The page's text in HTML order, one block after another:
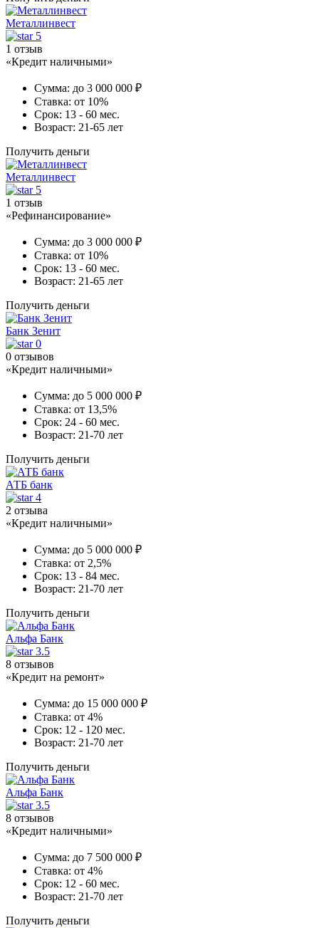
Металлинвест
5
1 отзыв
«Кредит наличными»
Сумма: до 3 000 000 ₽
Ставка: от 10%
Срок: 13 - 60 мес.
Возраст: 21-65 лет
Получить деньги
Металлинвест
5
1 отзыв
«Рефинансирование»
Сумма: до 3 000 000 ₽
Ставка: от 10%
Срок: 13 - 60 мес.
Возраст: 21-65 лет
Получить деньги
Банк Зенит
0
0 отзывов
«Кредит наличными»
Сумма: до 5 000 000 ₽
Ставка: от 13,5%
Срок: 24 - 60 мес.
Возраст: 21-70 лет
Получить деньги
АТБ банк
4
2 отзыва
«Кредит наличными»
Сумма: до 5 000 000 ₽
Ставка: от 2,5%
Срок: 13 - 84 мес.
Возраст: 21-70 лет
Получить деньги
Альфа Банк
3.5
8 отзывов
«Кредит на ремонт»
Сумма: до 15 000 000 ₽
Ставка: от 4%
Срок: 12 - 120 мес.
Возраст: 21-70 лет
Получить деньги
Альфа Банк
3.5
8 отзывов
«Кредит наличными»
Сумма: до 7 500 000 ₽
Ставка: от 4%
Срок: 12 - 60 мес.
Возраст: 21-70 лет
Получить деньги